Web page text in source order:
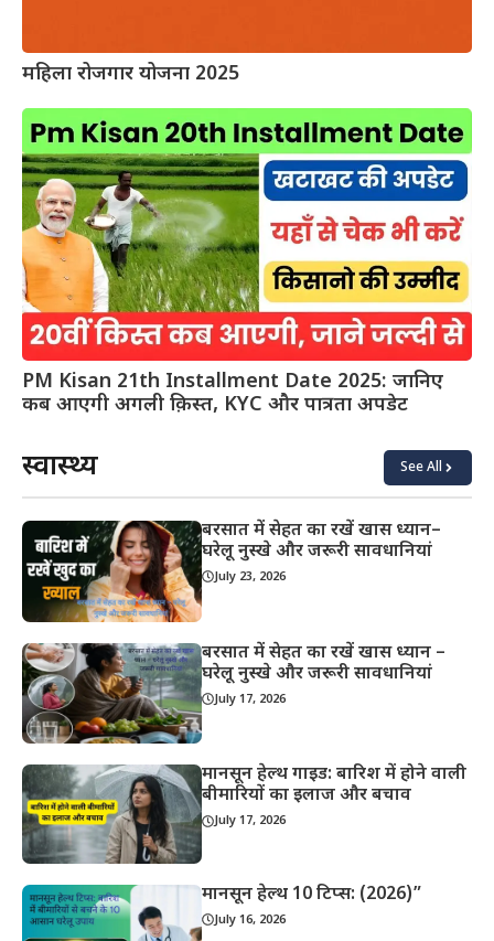
महिला रोजगार योजना 2025
PM Kisan 21th Installment Date 2025: जानिए
कब आएगी अगली क़िस्त, KYC और पात्रता अपडेट
स्वास्थ्य See All
बरसात में सेहत का रखें खास ध्यान–
घरेलू नुस्खे और जरूरी सावधानियां
July 23, 2026
बरसात में सेहत का रखें खास ध्यान –
घरेलू नुस्खे और जरूरी सावधानियां
July 17, 2026
मानसून हेल्थ गाइड: बारिश में होने वाली
बीमारियों का इलाज और बचाव
July 17, 2026
मानसून हेल्थ 10 टिप्स: (2026)”
July 16, 2026